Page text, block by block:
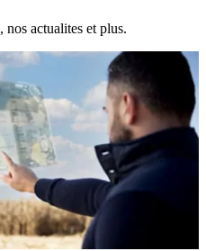
actualites et plus.